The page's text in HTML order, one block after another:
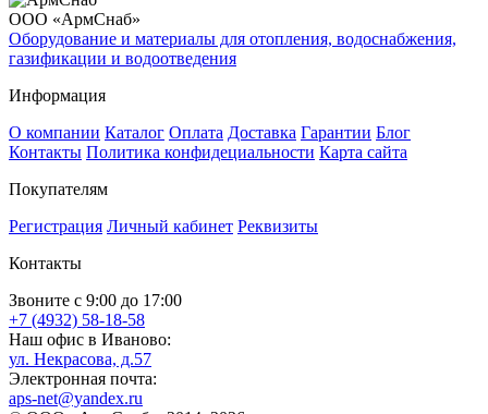
ООО «АрмСнаб»
Оборудование и материалы для отопления, водоснабжения,
газификации и водоотведения
Информация
О компании Каталог Оплата Доставка Гарантии Блог
Контакты Политика конфидециальности Карта сайта
Покупателям
Регистрация Личный кабинет Реквизиты
Контакты
Звоните с 9:00 до 17:00
+7 (4932) 58-18-58
Наш офис в Иваново:
ул. Некрасова, д.57
Электронная почта:
aps-net@yandex.ru